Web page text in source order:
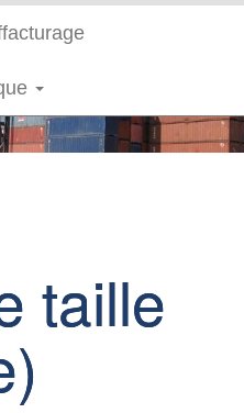
(current)
taille